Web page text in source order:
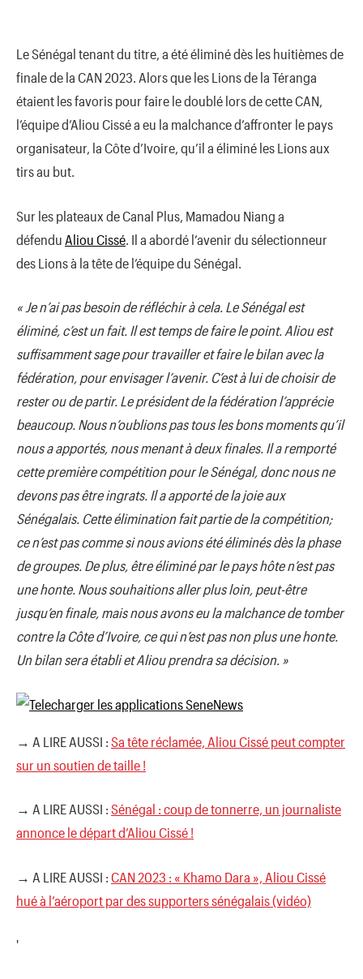
Le Sénégal tenant du titre, a été éliminé dès les huitièmes de
finale de la CAN 2023. Alors que les Lions de la Téranga
étaient les favoris pour faire le doublé lors de cette CAN,
l’équipe d’Aliou Cisséa eu la malchance d’affronter le pays
organisateur, la Côte d’Ivoire, qu’il a éliminé les Lions aux
tirs au but.
Sur les plateaux de Canal Plus, Mamadou Niang a
défendu Aliou Cissé Il a abordé l’avenir du sélectionneur
des Lions à la tête de l’équipe du Sénégal.
« Je n’ai pas besoin de réfléchir à cela. Le Sénégal est
éliminé, c’est un fait. Il est temps de faire le point. Aliou est
suffisamment sage pour travailler et faire le bilan avec la
fédération, pour envisager l’avenir. C’est à lui de choisir de
rester ou de partir. Le président de la fédération l’apprécie
beaucoup. Nous n’oublions pas tous les bons moments qu’il
nous a apportés, nous menant à deux finales. Il a remporté
cette première compétition pour le Sénégal, donc nous ne
devons pas être ingrats. Il a apporté de la joie aux
Sénégalais. Cette élimination fait partie de la compétition;
ce n’est pas comme si nous avions été éliminés dès la phase
de groupes. De plus, être éliminé par le pays hôte n’est pas
une honte. Nous souhaitions aller plus loin, peut-être
jusqu’en finale, mais nous avons eu la malchance de tomber
contre la Côte d’Ivoire, ce qui n’est pas non plus une honte.
Un bilan sera établi et Aliou prendra sa décision. »
→ A LIRE AUSSI : Sa tête réclamée, Aliou Cissé peut compter
sur un soutien de taille !
→ A LIRE AUSSI : Sénégal : coup de tonnerre, un journaliste
annonce le départ d’Aliou Cissé !
→ A LIRE AUSSI : CAN 2023 : « Khamo Dara », Aliou Cissé
hué à l’aéroport par des supporters sénégalais (vidéo)
'